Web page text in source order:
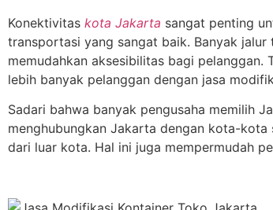
Konektivitas kota Jakarta sangat penting
transportasi yang sangat baik. Banyak
memudahkan aksesibilitas bagi
lebih banyak pelanggan dengan jasa
Sadari bahwa banyak pengusaha memilih
menghubungkan Jakarta dengan kota-
dari luar kota. Hal ini juga mempermudah